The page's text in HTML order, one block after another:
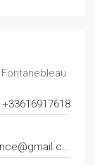
+33616917618
aifi.agence@gmail.com